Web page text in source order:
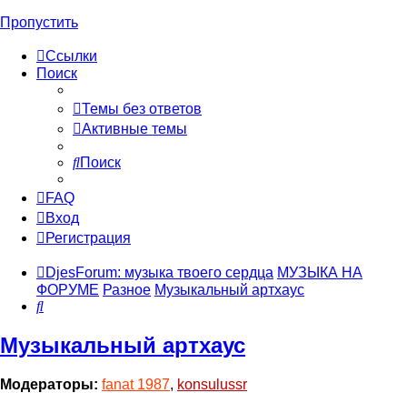
Пропустить
Ссылки
Поиск
Темы без ответов
Активные темы
Поиск
FAQ
Вход
Регистрация
DjesForum: музыка твоего сердца МУЗЫКА НА
ФОРУМЕ Разное Музыкальный артхаус
Поиск
Музыкальный артхаус
Модераторы: fanat 1987, konsulussr